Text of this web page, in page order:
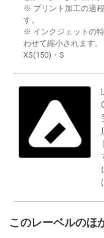
※ プリント加工の過
す。
※ インクジェットの
わせて縮小されます。
XS(150)・S
このレーベルのほ